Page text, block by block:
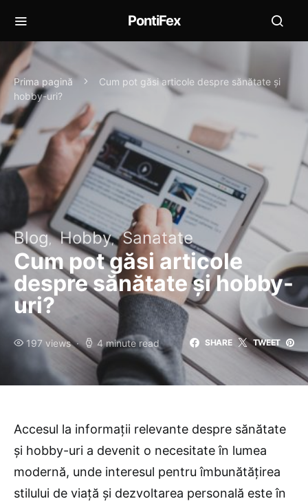
PontiFex
Prima pagină
Cum pot găsi articole despre sănătate și
hobby-uri?
Blog Hobby Sanatate
Cum pot găsi articole
despre sănătate și hobby-
uri?
197 views 4 minute read SHARE TWEET
Accesul la informații relevante despre sănătate
și hobby-uri a devenit o necesitate în lumea
modernă, unde interesul pentru îmbunătățirea
stilului de viață și dezvoltarea personală este în